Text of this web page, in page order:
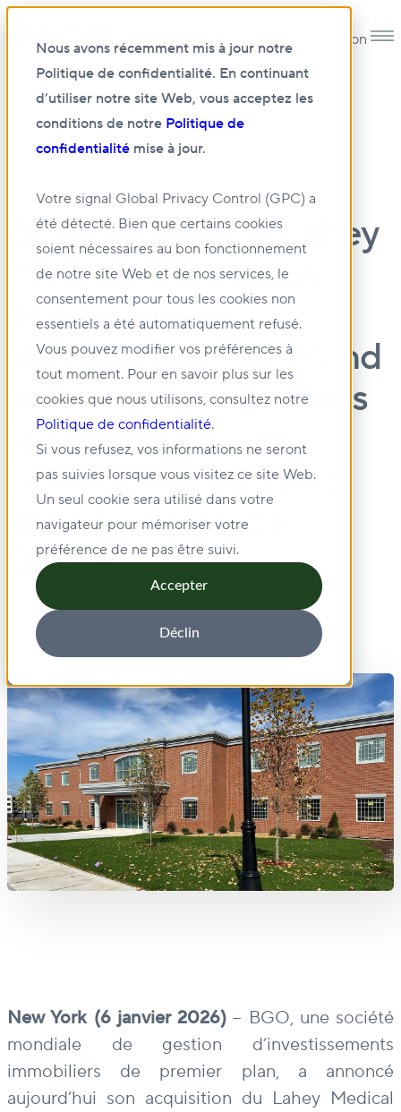
Nous avons récemment mis à jour notre
Politique de confidentialité. En continuant
d’utiliser notre site Web, vous acceptez les
conditions de notre Politique de
confidentialité mise à jour.
Votre signal Global Privacy Control (GPC) a
été détecté. Bien que certains cookies
soient nécessaires au bon fonctionnement
de notre site Web et de nos services, le
consentement pour tous les cookies non
essentiels a été automatiquement refusé.
Vous pouvez modifier vos préférences à
tout moment. Pour en savoir plus sur les
cookies que nous utilisons, consultez notre
Politique de confidentialité.
Si vous refusez, vos informations ne seront
pas suivies lorsque vous visitez ce site Web.
Un seul cookie sera utilisé dans votre
navigateur pour mémoriser votre
préférence de ne pas être suivi.
Accepter
Déclin
Open main navigation
BGO acquiert le Lahey
Medical Center, un
établissement
ultramoderne, et étend
ainsi sa présence dans
le secteur de
l’immobilier de santé
dans la région de
Boston
New York (6 janvier 2026) – BGO, une société
mondiale de gestion d’investissements
immobiliers de premier plan, a annoncé
aujourd’hui son acquisition du Lahey Medical